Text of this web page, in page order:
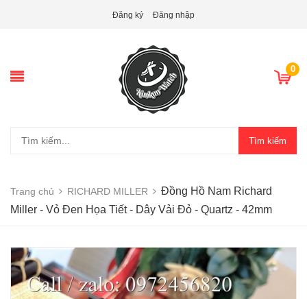
Đăng ký Đăng nhập
0
Tìm kiếm
Trang chủ RICHARD MILLER
Đồng Hồ Nam Richard
Miller - Vỏ Đen Họa Tiết - Dây Vải Đỏ - Quartz - 42mm